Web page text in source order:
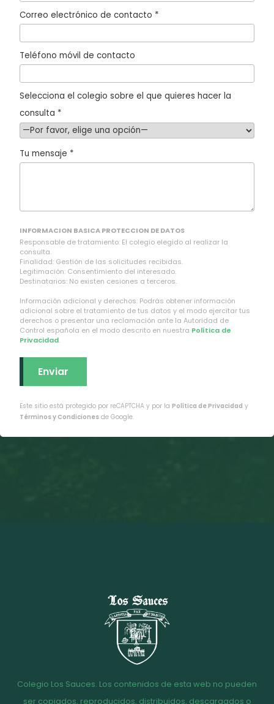
Correo electrónico de contacto *
Teléfono móvil de contacto
Selecciona el colegio sobre el que quieres hacer la
consulta *
Tu mensaje *
INFORMACION BASICA PROTECCION DE DATOS
Responsable de tratamiento: El colegio elegido al realizar la
consulta.
Finalidad: Gestión de las solicitudes recibidas.
Legitimación: Consentimiento del interesado.
Destinatarios: No existen cesiones a terceros.
Información adicional y derechos: Podrás obtener información
adicional sobre el tratamiento de tus datos y el modo ejercitar tus
derechos o presentar una reclamación ante la Autoridad de
Control española en el modo descrito en nuestra Política de
Privacidad.
Este sitio está protegido por reCAPTCHA y por la Política de Privacidad y
Términos y Condiciones de Google.
Colegio Los Sauces. Los contenidos de esta web no pueden
ser copiados, reproducidos, distribuidos, descargados o